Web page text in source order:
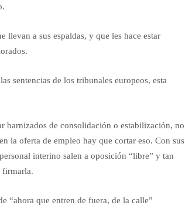
llevan a sus espaldas, y que les hace estar
sentencias de los tribunales europeos, esta
barnizados de consolidación o estabilización, no
la oferta de empleo hay que cortar eso. Con sus
interino salen a oposición “libre” y tan
firmarla.
“ahora que entren de fuera, de la calle”